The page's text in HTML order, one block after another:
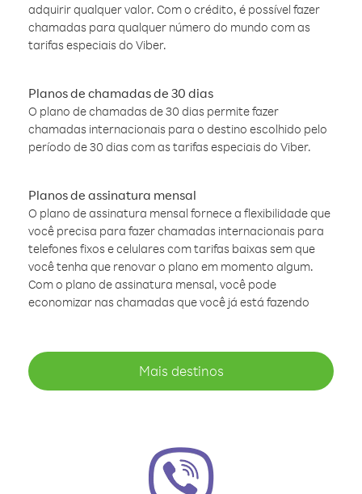
adquirir qualquer valor. Com o crédito, é possível fazer
chamadas para qualquer número do mundo com as
tarifas especiais do Viber.
Planos de chamadas de 30 dias
O plano de chamadas de 30 dias permite fazer
chamadas internacionais para o destino escolhido pelo
período de 30 dias com as tarifas especiais do Viber.
Planos de assinatura mensal
O plano de assinatura mensal fornece a flexibilidade que
você precisa para fazer chamadas internacionais para
telefones fixos e celulares com tarifas baixas sem que
você tenha que renovar o plano em momento algum.
Com o plano de assinatura mensal, você pode
economizar nas chamadas que você já está fazendo
Mais destinos